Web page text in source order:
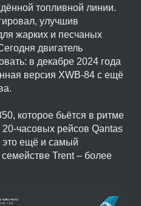
топливной линии.
улучшив
жарких и песчаных
двигатель
в декабре 2024 года
версия XWB-84 с ещё
которое бьётся в ритме
часовых рейсов Qantas
ещё и самый
Trent – более